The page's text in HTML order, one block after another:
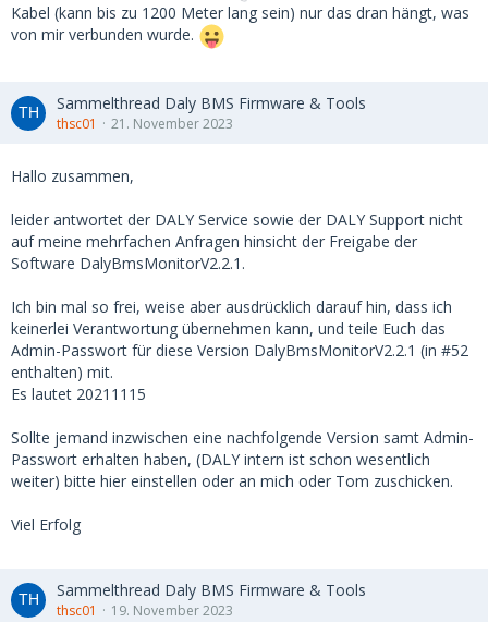
Kabel (kann bis zu 1200 Meter lang sein) nur das dran hängt, was
von mir verbunden wurde.
Sammelthread Daly BMS Firmware & Tools
thsc01 21. November 2023
Hallo zusammen,
leider antwortet der DALY Service sowie der DALY Support nicht
auf meine mehrfachen Anfragen hinsicht der Freigabe der
Software DalyBmsMonitorV2.2.1.
Ich bin mal so frei, weise aber ausdrücklich darauf hin, dass ich
keinerlei Verantwortung übernehmen kann, und teile Euch das
Admin-Passwort für diese Version DalyBmsMonitorV2.2.1 (in #52
enthalten) mit.
Es lautet 20211115
Sollte jemand inzwischen eine nachfolgende Version samt Admin-
Passwort erhalten haben, (DALY intern ist schon wesentlich
weiter) bitte hier einstellen oder an mich oder Tom zuschicken.
Viel Erfolg
Sammelthread Daly BMS Firmware & Tools
thsc01 19. November 2023